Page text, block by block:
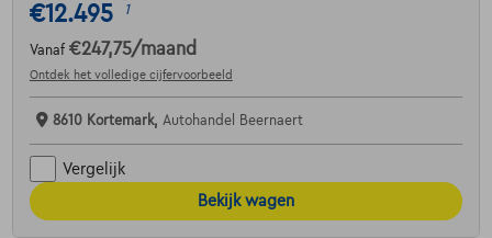
€12.495 1
Vanaf €247,75/maand
Ontdek het volledige cijfervoorbeeld
8610 Kortemark, Autohandel Beernaert
Vergelijk
Bekijk wagen